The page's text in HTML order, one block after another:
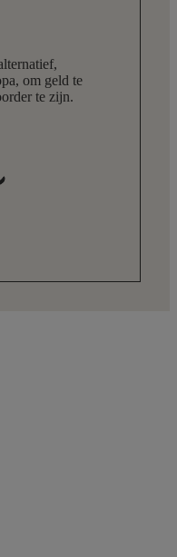
om geld te
te zijn.